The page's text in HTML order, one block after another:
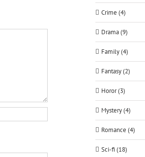
Crime (4)
Drama (9)
Family (4)
Fantasy (2)
Horor (3)
Mystery (4)
Romance (4)
Sci-fi (18)